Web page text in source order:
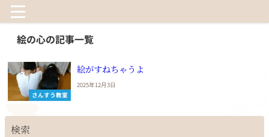
絵の心の記事一覧
さんすう教室
絵がすねちゃうよ
2025年12月3日
検索